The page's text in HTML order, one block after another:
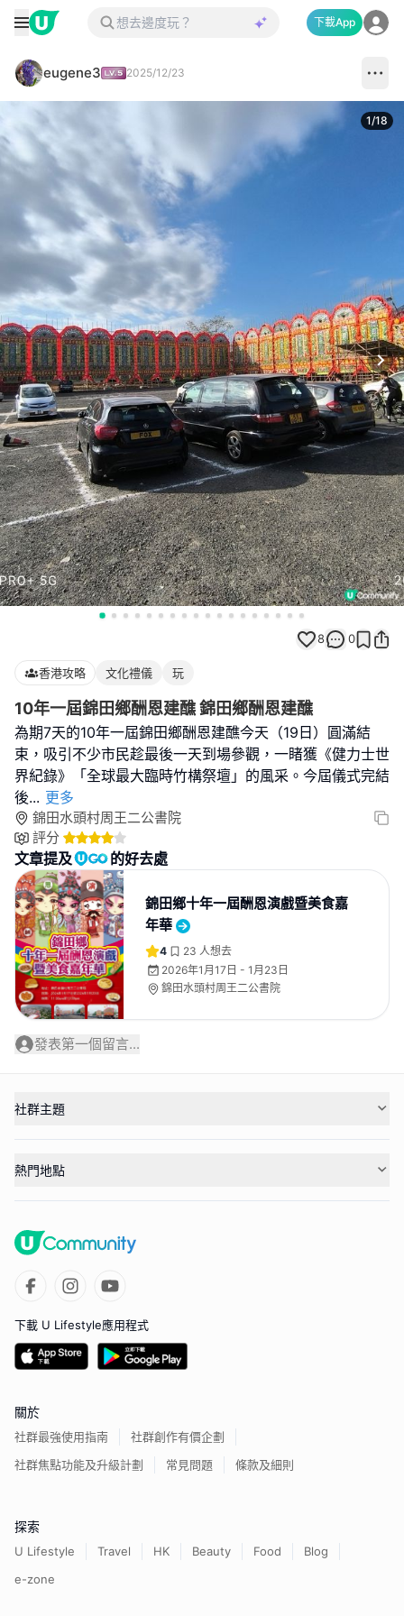
下載App
eugene3 2025/12/23
1/18
8 0
香港攻略 文化禮儀 玩
10年一屆錦田鄉酬恩建醮 錦田鄉酬恩建醮
為期7天的10年一屆錦田鄉酬恩建醮今天（19日）圓滿結
束，吸引不少市民趁最後一天到場參觀，一睹獲《健力士世
界紀錄》「全球最大臨時竹構祭壇」的風采。今屆儀式完結
後... 更多
錦田水頭村周王二公書院
評分
文章提及 的好去處
錦田鄉十年一屆酬恩演戲暨美食嘉
年華
4 23 人想去
2026年1月17日 - 1月23日
錦田水頭村周王二公書院
發表第一個留言...
社群主題
熱門地點
下載 U Lifestyle應用程式
關於
社群最強使用指南
社群創作有價企劃
社群焦點功能及升級計劃
常見問題 條款及細則
探索
U Lifestyle Travel HK Beauty Food
Blog
e-zone